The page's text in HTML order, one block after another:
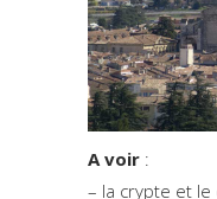
A voir :
– la crypte et